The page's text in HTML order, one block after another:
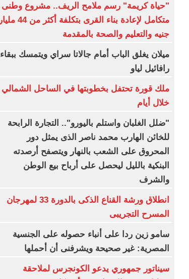
"حياة كريمة" رسم ملامح الريف.. مشروع وطنى
متكامل لإعادة بناء القرى بتكلفة أكثر من 44 مليار
جنيه والتعليم والصحة بالمقدمة
ميلان يغلق الباب أمام جالاتا سراي ويتمسك ببقاء
رافائيل لياو
ملك قورة تحتفل بخطوبتها في الساحل الشمالي
خلال أيام
"ضلل الغلبان واستلم باليورو".. التجارة الرابحة
للخائن الهارب محمد ناصر الذى يمثل دور
المحروق على الشعب بالنهار ويتصفح أرصدته
البنكية بالليل ليحصل على أرباح بيع الوطن
والشرف
انطلاق ورشة القناع الذكى بالدورة 33 لمهرجان
المسرح التجريبى
سامو زين ردا على أنباء حصوله على الجنسية
المصرية: غير صحيحة ويشرفنى أن أحملها
سيناتور جمهوري يدعو الكونجرس لملاحقة